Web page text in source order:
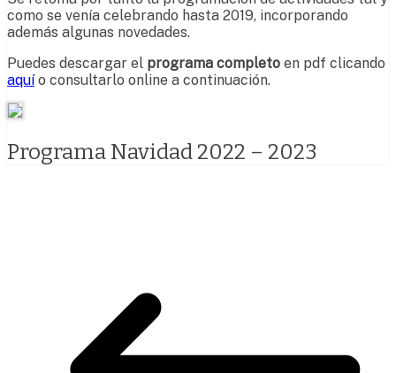
como se venía celebrando hasta 2019, incorporando
además algunas novedades.
Puedes descargar el programa completo en pdf clicando
aquío consultarlo online a continuación.
Programa Navidad 2022 – 2023